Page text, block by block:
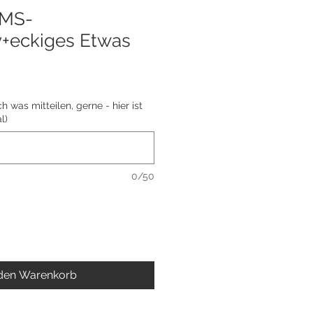
Etwas
was mitteilen, gerne - hier ist
0/50
Warenkorb